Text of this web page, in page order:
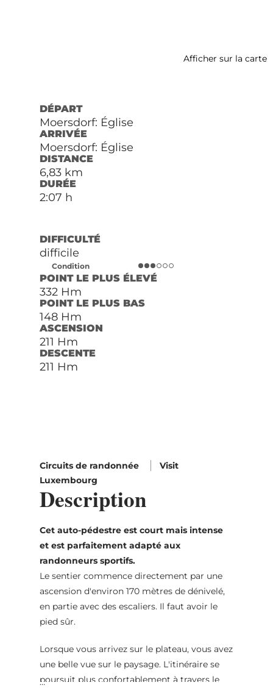
Afficher sur la carte
DÉPART
Moersdorf: Église
ARRIVÉE
Moersdorf: Église
DISTANCE
6,83 km
DURÉE
2:07 h
DIFFICULTÉ
difficile
Condition
POINT LE PLUS ÉLEVÉ
332 Hm
POINT LE PLUS BAS
148 Hm
ASCENSION
211 Hm
DESCENTE
211 Hm
Circuits de randonnée
Visit
Luxembourg
Description
Cet auto-pédestre est court mais intense
et est parfaitement adapté aux
randonneurs sportifs.
Le sentier commence directement par une
ascension d'environ 170 mètres de dénivelé,
en partie avec des escaliers. Il faut avoir le
pied sûr.
Lorsque vous arrivez sur le plateau, vous avez
une belle vue sur le paysage. L'itinéraire se
poursuit plus confortablement à travers le